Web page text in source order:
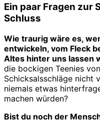
Ein paar Fragen zur
Schluss
Wie traurig wäre es,
entwickeln, vom Fleck
Altes hinter uns lassen
die bockigen Teenies
Schicksalsschläge nicht
niemals etwas
machen würden?
Bist du noch der